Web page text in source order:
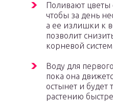
Поливают цветы
чтобы за день
а ее излишки к
позволит
корневой
Воду для
пока она
остынет и будет
растению